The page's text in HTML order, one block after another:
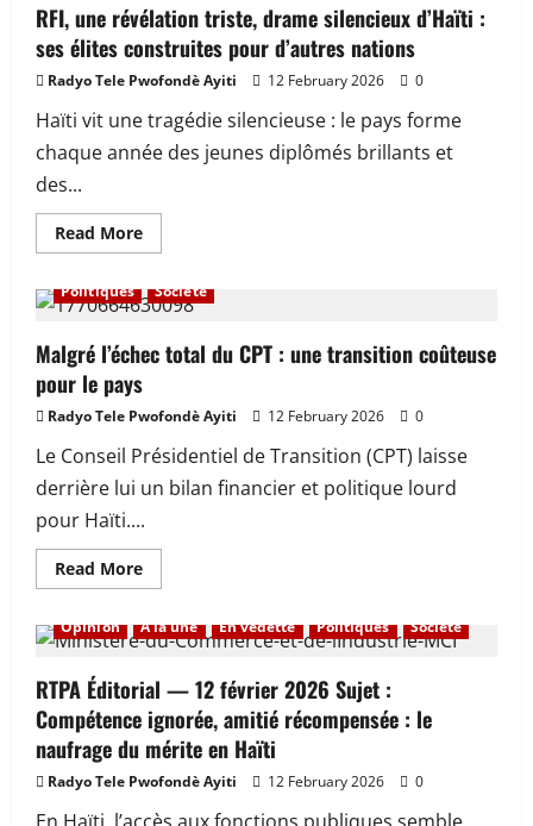
drame
silencieux
d’Haïti
:
ses
construites
pour
d’autres
nations
RFI, une révélation triste, drame silencieux d’Haïti :
ses élites construites pour d’autres nations
Radyo Tele Pwofondè Ayiti 12 February 2026 0
Haïti vit une tragédie silencieuse : le pays forme
chaque année des jeunes diplômés brillants et
des...
Read MoreRead
more
une
révélation
drame
silencieux
:
ses
construites
pour
d’autres
nations
Politiques
Société
Malgré l’échec total du CPT : une transition coûteuse
pour le pays
Radyo Tele Pwofondè Ayiti 12 February 2026 0
Le Conseil Présidentiel de Transition (CPT) laisse
derrière lui un bilan financier et politique lourd
pour Haïti....
Read MoreRead
more
l’échec
total
CPT
:
une
transition
coûteuse
pour
le
Opinion À la une En vedette Politiques Société
RTPA Éditorial — 12 février 2026 Sujet :
Compétence ignorée, amitié récompensée : le
naufrage du mérite en Haïti
Radyo Tele Pwofondè Ayiti 12 February 2026 0